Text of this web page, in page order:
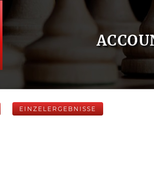
EINZELERGEBNISSE